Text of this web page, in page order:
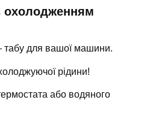
охолодженням
табу для вашої машини.
рідини!
або водяного